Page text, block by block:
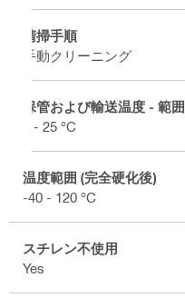
清掃手順
手動クリーニング
保管および輸送温度 - 範囲
5 - 25 °C
温度範囲 (完全硬化後)
-40 - 120 °C
スチレン不使用
Yes